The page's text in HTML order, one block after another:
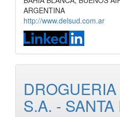
ARGENTINA
http://www.delsud.com.ar
S.A. - SANTA